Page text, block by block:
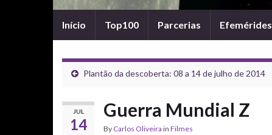
Início Top100 Parcerias Efemérides
Plantão da descoberta: 08 a 14 de julho de 2014
JUL
14
Guerra Mundial Z
By Carlos Oliveira in Filmes